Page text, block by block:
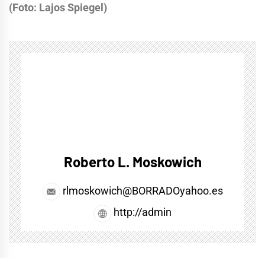
(Foto: Lajos Spiegel)
Roberto L. Moskowich
rlmoskowich@BORRADOyahoo.es
http://admin